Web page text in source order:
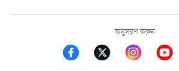
অনুসরণ করুন